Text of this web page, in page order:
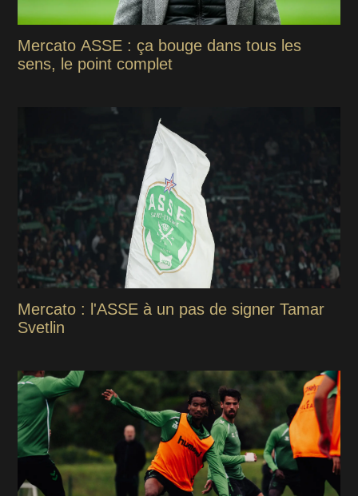
Mercato ASSE : ça bouge dans tous les
sens, le point complet
Mercato : l'ASSE à un pas de signer Tamar
Svetlin